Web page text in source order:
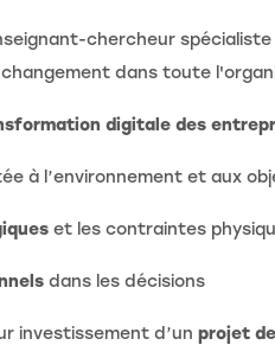
chercheur
dans toute
digitale des
à l’environnement et aux
et les contraintes
dans les décisions
investissement d’un projet